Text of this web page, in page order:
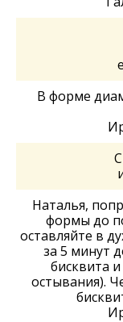
В форме
Наталья,
формы до
оставляйте в
за 5 минут
бисквита
остывания).